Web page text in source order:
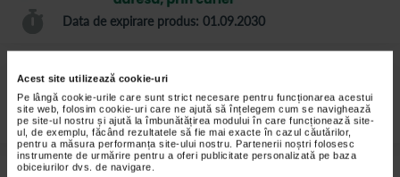
Acest site utilizează cookie-uri
Pe lângă cookie-urile care sunt strict necesare pentru funcționarea acestui
site web, folosim cookie-uri care ne ajută să înțelegem cum se navighează
pe site-ul nostru și ajută la îmbunătățirea modului în care funcționează site-
ul, de exemplu, făcând rezultatele să fie mai exacte în cazul căutărilor,
pentru a măsura performanța site-ului nostru. Partenerii noștri folosesc
instrumente de urmărire pentru a oferi publicitate personalizată pe baza
obiceiurilor dvs. de navigare.
Data de expirare produs: 01.09.2030
HartMann Hydrofilm 10 *15 cm este un plasture steril, transparent,
ambalat individual, autoadeziv pentru protectia plagii.
Preturile si promotiile afisate pe site in dreptul fiecarui produs sunt
valabile pentru comenzile efectuate online.